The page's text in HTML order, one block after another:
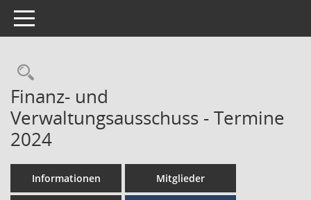
Toggle navigation
Finanz- und
Verwaltungsausschuss - Termine
2024
Informationen Mitglieder